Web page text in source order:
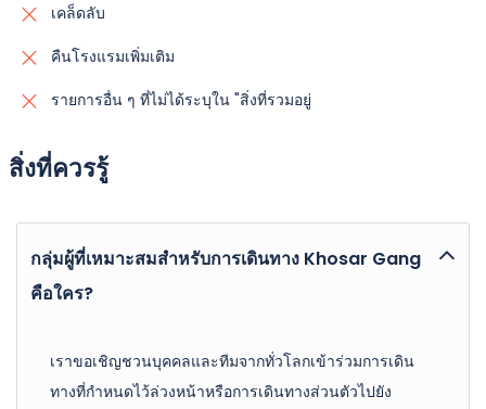
เคล็ดลับ
คืนโรงแรมเพิ่มเติม
รายการอื่น ๆ ที่ไม่ได้ระบุใน "สิ่งที่รวมอยู่
สิ่งที่ควรรู้
กลุ่มผู้ที่เหมาะสมสำหรับการเดินทาง Khosar Gang
คือใคร?
เราขอเชิญชวนบุคคลและทีมจากทั่วโลกเข้าร่วมการเดิน
ทางที่กำหนดไว้ล่วงหน้าหรือการเดินทางส่วนตัวไปยัง